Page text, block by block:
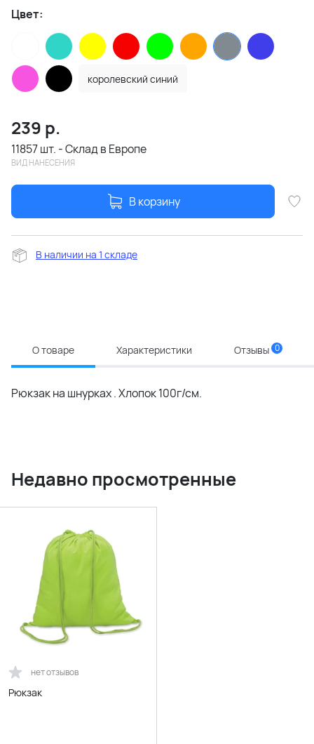
Цвет:
королевский синий
239 р.
11857 шт. - Склад в Европе
ВИД НАНЕСЕНИЯ
В корзину
В наличии на 1 складе
О товаре Характеристики Отзывы 0
Рюкзак на шнурках . Хлопок 100г/см.
Недавно просмотренные
нет отзывов
Рюкзак